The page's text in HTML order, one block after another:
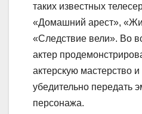
таких известных
«Домашний арест»,
«Следствие вели». Во
актер
актерскую мастерство
убедительно передать
персонажа.